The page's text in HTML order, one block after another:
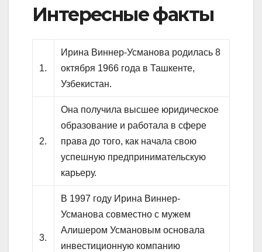
Интересные факты
1.
Ирина Виннер-Усманова родилась 8
октября 1966 года в Ташкенте,
Узбекистан.
2.
Она получила высшее юридическое
образование и работала в сфере
права до того, как начала свою
успешную предпринимательскую
карьеру.
3.
В 1997 году Ирина Виннер-
Усманова совместно с мужем
Алишером Усмановым основала
инвестиционную компанию